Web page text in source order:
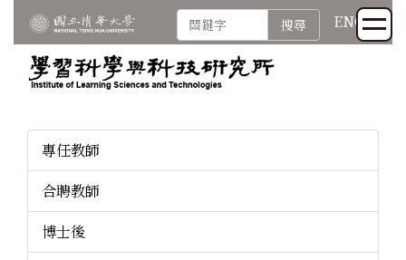
搜尋 ENG
專任教師
合聘教師
博士後